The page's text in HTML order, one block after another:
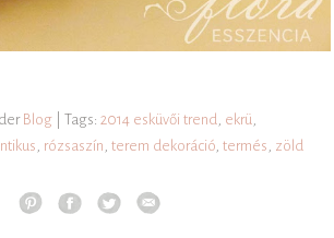
Blog | Tags: 2014 esküvői trend, ekrü,
, rózsaszín , terem dekoráció, termés , zöld